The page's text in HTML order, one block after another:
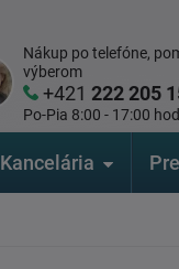
Nákup po telefóne,
výberom
+421222 205
Po-Pia 8:00 - 17:00
Kancelária